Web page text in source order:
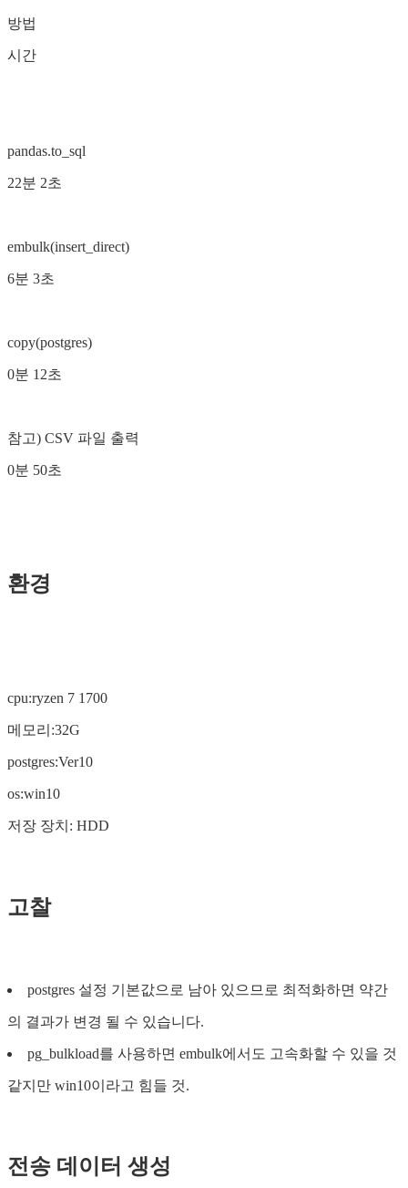
방법
시간
pandas.to_sql
22분 2초
embulk(insert_direct)
6분 3초
copy(postgres)
0분 12초
참고) CSV 파일 출력
0분 50초
환경
cpu:ryzen 7 1700
메모리:32G
postgres:Ver10
os:win10
저장 장치: HDD
고찰
postgres 설정 기본값으로 남아 있으므로 최적화하면 약간
의 결과가 변경 될 수 있습니다.
pg_bulkload를 사용하면 embulk에서도 고속화할 수 있을 것
같지만 win10이라고 힘들 것.
전송 데이터 생성